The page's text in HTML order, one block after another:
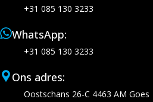
+31 085 130 3233
WhatsApp:
+31 085 130 3233
Ons adres:
Oostschans 26-C 4463 AM Goes